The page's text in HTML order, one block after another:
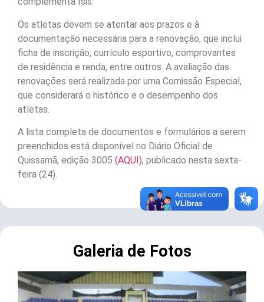
Os atletas devem se atentar aos prazos e à
documentação necessária para a renovação, que inclui
ficha de inscrição, currículo esportivo, comprovantes
de residência e renda, entre outros. A avaliação das
renovações será realizada por uma Comissão Especial,
que considerará o histórico e o desempenho dos
atletas.
A lista completa de documentos e formulários a serem
preenchidos está disponível no Diário Oficial de
Quissamã, edição 3005 (AQUI), publicado nesta sexta-
feira (24).
Galeria de Fotos